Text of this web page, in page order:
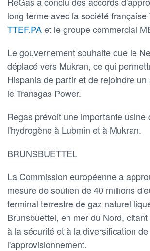
long terme avec la société française
TTEF.PAet le groupe commercial
Le gouvernement souhaite que le
déplacé vers Mukran, ce qui
Hispania de partir et de rejoindre un
le Transgas Power.
Regas prévoit une importante usine
l'hydrogène à Lubmin et à Mukran.
BRUNSBUETTEL
La Commission européenne a
mesure de soutien de 40 millions
terminal terrestre de gaz naturel
Brunsbuettel, en mer du Nord,
à la sécurité et à la diversification de
l'approvisionnement.